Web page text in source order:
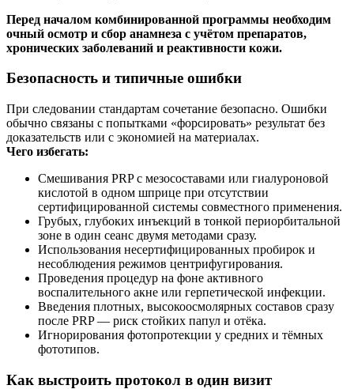
Перед началом комбинированной программы необходим
очный осмотр и сбор анамнеза с учётом препаратов,
хронических заболеваний и реактивности кожи.
Безопасность и типичные ошибки
При следовании стандартам сочетание безопасно. Ошибки
обычно связаны с попытками «форсировать» результат без
доказательств или с экономией на материалах.
Чего избегать:
Смешивания PRP с мезосоставами или гиалуроновой
кислотой в одном шприце при отсутствии
сертифицированной системы совместного применения.
Грубых, глубоких инъекций в тонкой периорбитальной
зоне в один сеанс двумя методами сразу.
Использования несертифицированных пробирок и
несоблюдения режимов центрифугирования.
Проведения процедур на фоне активного
воспалительного акне или герпетической инфекции.
Введения плотных, высокоосмолярных составов сразу
после PRP — риск стойких папул и отёка.
Игнорирования фотопротекции у средних и тёмных
фототипов.
Как выстроить протокол в один визит